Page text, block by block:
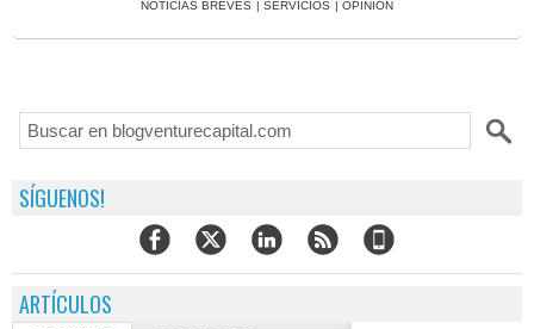
NOTICIAS BREVES | SERVICIOS | OPINIÓN
SÍGUENOS!
ARTÍCULOS